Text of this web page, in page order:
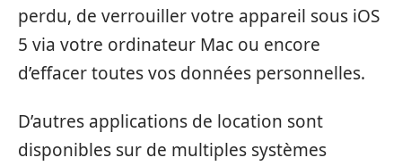
perdu, de verrouiller votre appareil sous iOS
5 via votre ordinateur Mac ou encore
d’effacer toutes vos données personnelles.
D’autres applications de location sont
disponibles sur de multiples systèmes